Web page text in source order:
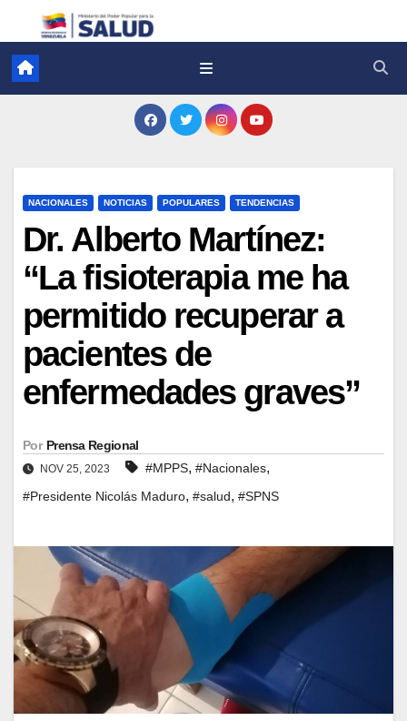
NACIONALES NOTICIAS POPULARES TENDENCIAS
Dr. Alberto Martínez:
“La fisioterapia me ha
permitido recuperar a
pacientes de
enfermedades graves”
Por Prensa Regional
NOV 25, 2023 #MPPS, #Nacionales,
#Presidente Nicolás Maduro, #salud, #SPNS